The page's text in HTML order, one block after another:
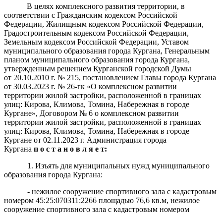
В целях комплексного развития территории, в
соответствии с Гражданским кодексом Российской
Федерации, Жилищным кодексом Российской Федерации,
Градостроительным кодексом Российской Федерации,
Земельным кодексом Российской Федерации, Уставом
муниципального образования города Кургана, Генеральным
планом муниципального образования города Кургана,
утвержденным решением Курганской городской Думы
от 20.10.2010 г. № 215, постановлением Главы города Кургана
от 30.03.2023 г. № 26-гк «О комплексном развитии
территории жилой застройки, расположенной в границах
улиц: Кирова, Климова, Томина, Набережная в городе
Кургане», Договором № 6 о комплексном развитии
территории жилой застройки, расположенной в границах
улиц: Кирова, Климова, Томина, Набережная в городе
Кургане от 02.11.2023 г. Администрация города
Кургана п о с т а н о в л я е т:
1. Изъять для муниципальных нужд муниципального
образования города Кургана:
- нежилое сооружение спортивного зала с кадастровым
номером 45:25:070311:2266 площадью 76,6 кв.м, нежилое
сооружение спортивного зала с кадастровым номером